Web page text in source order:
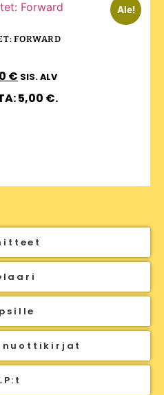
Ale!
FORWARD
€ SIS. ALV
5,00 €.
nuottikirjat